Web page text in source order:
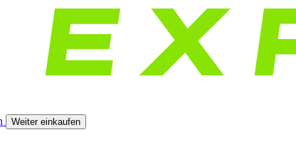
Weiter einkaufen